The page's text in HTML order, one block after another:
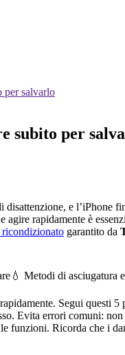
per salvarlo
subito per
e l’iPhone
agire rapidamente è
ricondizionato garantito da
💧 Metodi di asciugatura
Segui questi 5
Evita errori comuni:
funzioni. Ricorda che i